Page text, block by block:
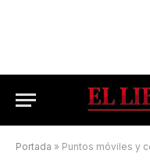
Portada » Puntos móviles y